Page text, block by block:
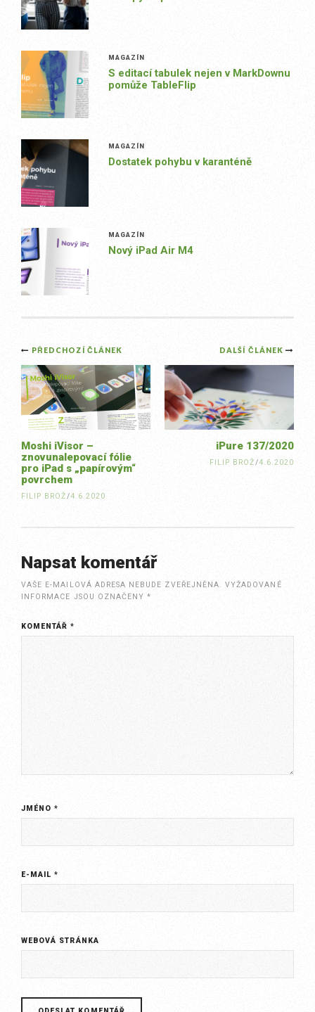
MAGAZÍN
S editací tabulek nejen v MarkDownu
pomůže TableFlip
MAGAZÍN
Dostatek pohybu v karanténě
MAGAZÍN
Nový iPad Air M4
Post
navigation
DALŠÍ ČLÁNEK
iPure 137/2020
FILIP BROŽ/4.6.2020
PŘEDCHOZÍ ČLÁNEK
Moshi iVisor –
znovunalepovací fólie
pro iPad s „papírovým“
povrchem
FILIP BROŽ/4.6.2020
Napsat komentář
VAŠE E-MAILOVÁ ADRESA NEBUDE ZVEŘEJNĚNA. VYŽADOVANÉ
INFORMACE JSOU OZNAČENY*
KOMENTÁŘ*
JMÉNO*
E-MAIL*
WEBOVÁ STRÁNKA